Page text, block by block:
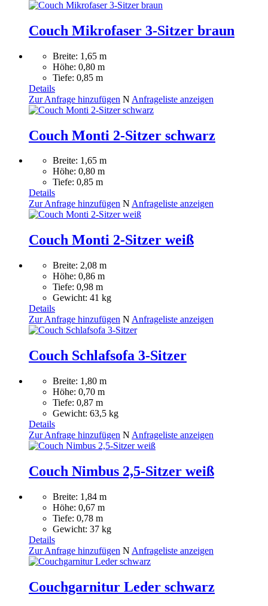
Couch Mikrofaser 3-Sitzer braun
Breite: 1,65 m
Höhe: 0,80 m
Tiefe: 0,85 m
Details
Zur Anfrage hinzufügen N Anfrageliste anzeigen
Couch Monti 2-Sitzer schwarz
Breite: 1,65 m
Höhe: 0,80 m
Tiefe: 0,85 m
Details
Zur Anfrage hinzufügen N Anfrageliste anzeigen
Couch Monti 2-Sitzer weiß
Breite: 2,08 m
Höhe: 0,86 m
Tiefe: 0,98 m
Gewicht: 41 kg
Details
Zur Anfrage hinzufügen N Anfrageliste anzeigen
Couch Schlafsofa 3-Sitzer
Breite: 1,80 m
Höhe: 0,70 m
Tiefe: 0,87 m
Gewicht: 63,5 kg
Details
Zur Anfrage hinzufügen N Anfrageliste anzeigen
Couch Nimbus 2,5-Sitzer weiß
Breite: 1,84 m
Höhe: 0,67 m
Tiefe: 0,78 m
Gewicht: 37 kg
Details
Zur Anfrage hinzufügen N Anfrageliste anzeigen
Couchgarnitur Leder schwarz